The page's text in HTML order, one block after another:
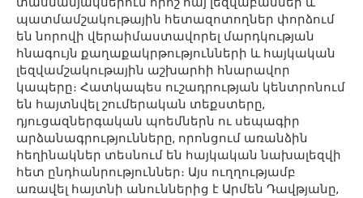
պատմամշակութային հետազոտողներ փորձում
են նորովի վերաիմաստավորել մարդկության
հնագույն քաղաքակրթությունների և հայկական
լեզվամշակութային աշխարհի հնարավոր
կապերը։ Հատկապես ուշադրության կենտրոնում
են հայտնվել շումերական տեքստերը,
դյուցազներգական պոեմներն ու սեպագիր
արձանագրությունները, որոնցում առանձին
հեղինակներ տեսնում են հայկական նախալեզվի
հետ ընդհանրություններ։ Այս ուղղությամբ
առավել հայտնի անուններից է Արմեն Դավթյանը,